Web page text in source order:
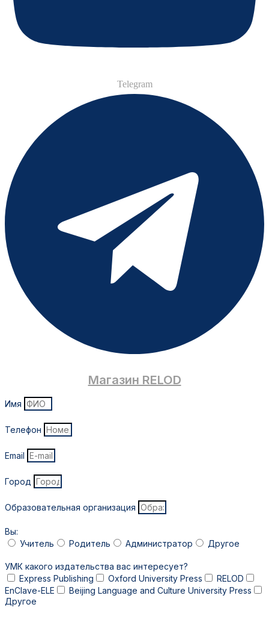
Telegram
Магазин RELOD
Имя
Телефон
Email
Город
Образовательная организация
Вы:
Учитель
Родитель Администратор Другое
УМК какого издательства вас интересует?
Express Publishing
Oxford University Press
RELOD
EnClave-ELE
Beijing Language and Culture University Press
Другое